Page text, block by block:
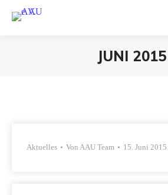
JUNI 2015
Aktuelles Von AAU Team 15. Juni 2015